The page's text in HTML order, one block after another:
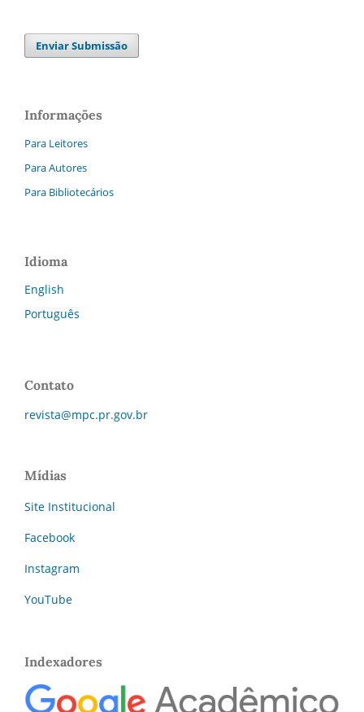
Enviar Submissão
Informações
Para Leitores
Para Autores
Para Bibliotecários
Idioma
English
Português
Contato
revista@mpc.pr.gov.br
Mídias
Site Institucional
Facebook
Instagram
YouTube
Indexadores